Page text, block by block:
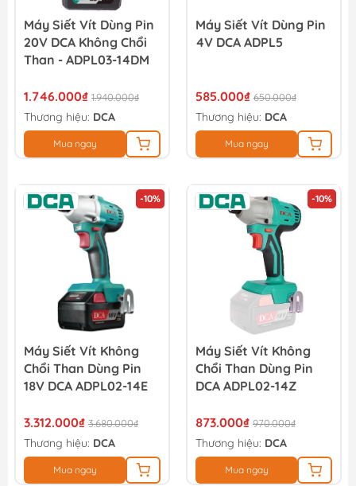
Máy Siết Vít Dùng Pin
20V DCA Không Chổi
Than - ADPL03-14DM
1.746.000₫ 1.940.000₫
Thương hiệu: DCA
Mua ngay
Máy Siết Vít Dùng Pin
4V DCA ADPL5
585.000₫ 650.000₫
Thương hiệu: DCA
Mua ngay
-10%
Máy Siết Vít Không
Chổi Than Dùng Pin
18V DCA ADPL02-14E
3.312.000₫ 3.680.000₫
Thương hiệu: DCA
Mua ngay
-10%
Máy Siết Vít Không
Chổi Than Dùng Pin
DCA ADPL02-14Z
873.000₫ 970.000₫
Thương hiệu: DCA
Mua ngay